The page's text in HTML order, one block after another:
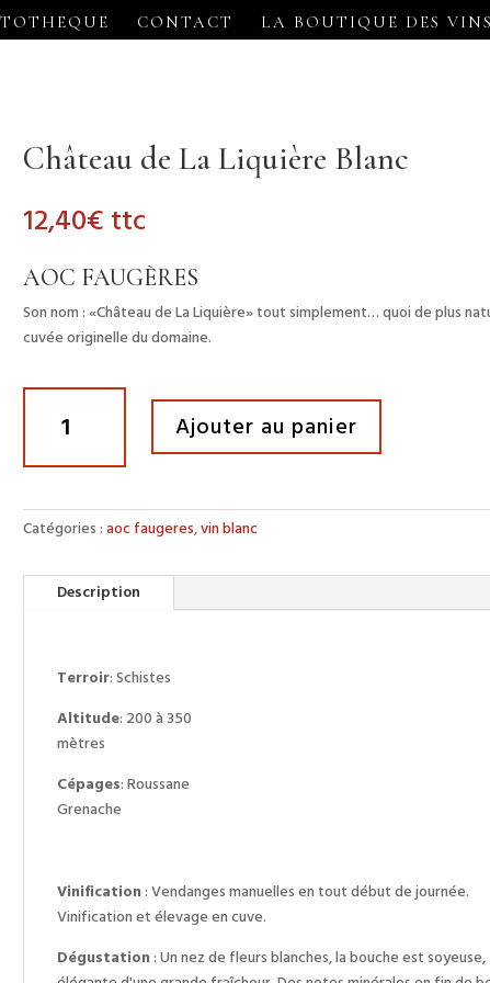
CONTACT LA BOUTIQUE DES VINS
Château de La Liquière Blanc
12,40€ ttc
AOC FAUGÈRES
Son nom : «Château de La Liquière» tout simplement… quoi de plus
cuvée originelle du domaine.
Liquière
Ajouter au panier
Catégories : aoc faugeres,vin blanc
Description
Terroir: Schistes
Altitude: 200 à 350
mètres
Cépages: Roussane
Grenache
Vinification : Vendanges manuelles en tout début de journée.
Vinification et élevage en cuve.
Dégustation : Un nez de fleurs blanches, la bouche est soyeuse,